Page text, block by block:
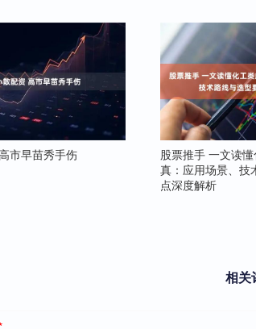
市早苗秀手伤
股票推手 一文读
真：应用场景、技
点深度解析
相关